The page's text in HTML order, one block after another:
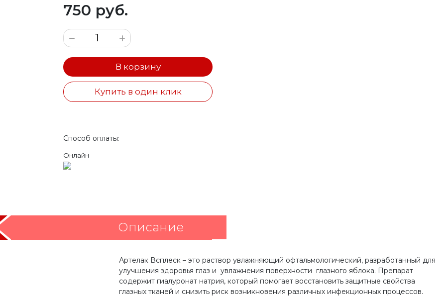
750 руб.
В корзину
Купить в один клик
Способ оплаты:
Онлайн
Описание
Артелак Всплеск – это раствор увлажняющий офтальмологический, разработанный для
улучшения здоровья глаз и увлажнения поверхности глазного яблока. Препарат
содержит гиалуронат натрия, который помогает восстановить защитные свойства
глазных тканей и снизить риск возникновения различных инфекционных процессов.